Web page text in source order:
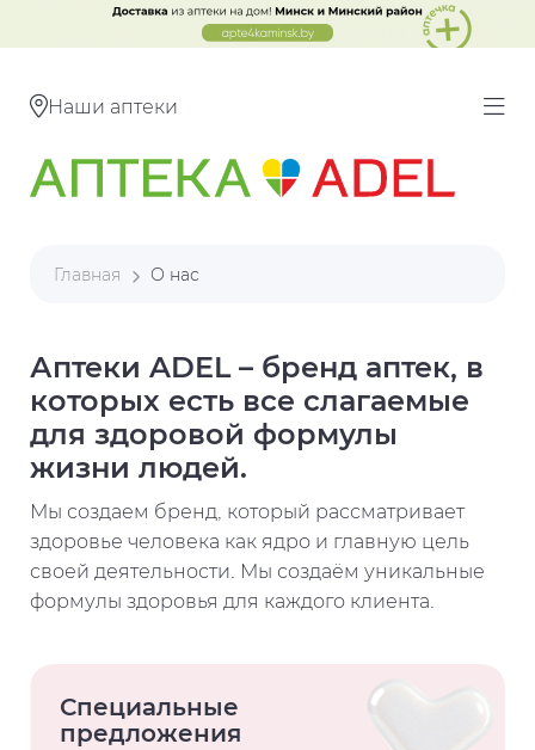
Наши аптеки
Главная О нас
Аптеки ADEL – бренд аптек, в
которых есть все слагаемые
для здоровой формулы
жизни людей.
Мы создаем бренд, который рассматривает
здоровье человека как ядро и главную цель
своей деятельности. Мы создаём уникальные
формулы здоровья для каждого клиента.
Специальные
предложения